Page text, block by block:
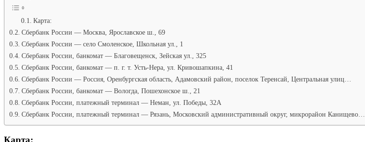
Карта:
Сбербанк России — Москва, Ярославское ш., 69
Сбербанк России — село Смоленское, Школьная ул., 1
Сбербанк России, банкомат — Благовещенск, Зейская ул., 325
Сбербанк России, банкомат — п. г. т. Усть-Нера, ул. Кривошапкина, 41
Сбербанк России — Россия, Оренбургская область, Адамовский район, поселок Теренсай, Центральная улиц…
Сбербанк России, банкомат — Вологда, Пошехонское ш., 21
Сбербанк России, платежный терминал — Неман, ул. Победы, 32А
Сбербанк России, платежный терминал — Рязань, Московский административный округ, микрорайон Канищево…
Карта: